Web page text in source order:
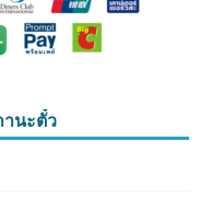
านะตั๋ว